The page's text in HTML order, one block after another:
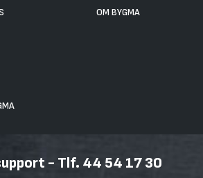
OM BYGMA
- Tlf. 44 54 17 30